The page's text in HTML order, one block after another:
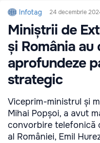
Infotag 24 decembrie
Miniștrii de
și România au
aprofundeze
strategic
Viceprim-ministrul și
Mihai Popșoi, a avut
convorbire telefonică
al României, Emil